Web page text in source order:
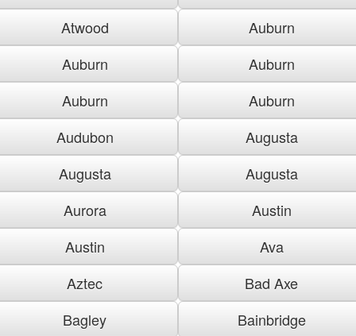
Atwood
Auburn
Auburn
Auburn
Auburn
Auburn
Audubon
Augusta
Augusta
Augusta
Aurora
Austin
Austin
Ava
Aztec
Bad Axe
Bagley
Bainbridge